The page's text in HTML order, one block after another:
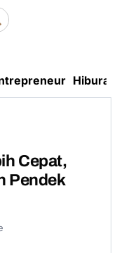
Hiburan
Cepat,
Pendek